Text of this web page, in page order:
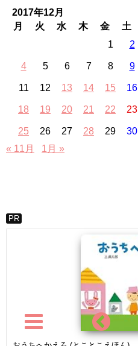
2017年12月
月
火 水 木 金 土
1
2
4 5 6 7 8 9
11 12 13 14 15 16
18 19 20 21 22 23
25 26 27 28 29 30
« 11月
1月 »
PR